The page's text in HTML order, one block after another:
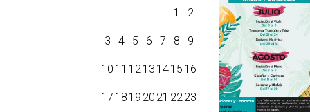
1 2
3 4 5 6 7 8 9
10 11 1213 1415 16
17 18 19 20 21 2223